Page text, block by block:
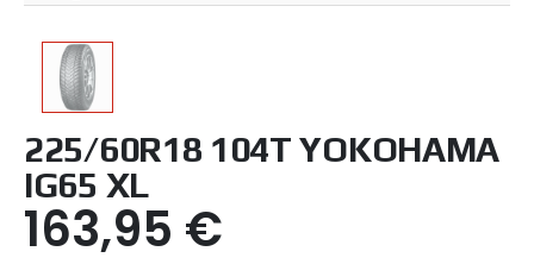
225/60R18 104T YOKOHAMA
IG65 XL
163,95 €